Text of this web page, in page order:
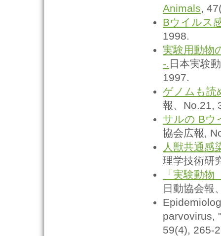
Animals,
Bウイルス
1998.
実験用動物
-. 日本実験
1997.
ゲノムも
報、No.21,
サルの Bウ
協会広報,
人獣共通感
理学技術研
「実験動
日動協会報
parvovirus,
59(4), 265-